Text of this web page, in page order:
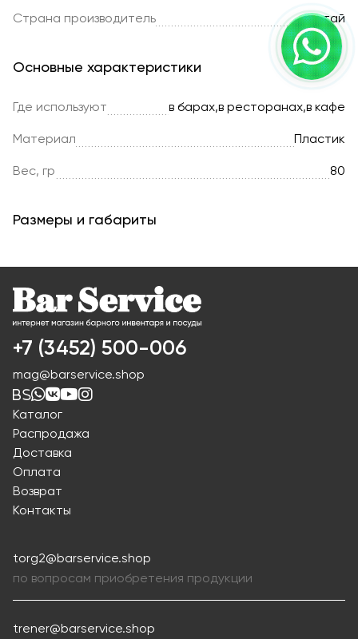
Страна производитель Китай
Основные характеристики
Где используют в барах,в ресторанах,в кафе
Материал Пластик
Вес, гр 80
Размеры и габариты
+7 (3452) 500-006
mag@barservice.shop
Каталог
Распродажа
Доставка
Оплата
Возврат
Контакты
torg2@barservice.shop
по вопросам приобретения продукции
trener@barservice.shop